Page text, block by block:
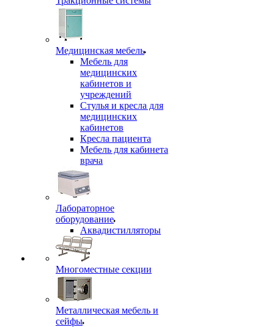
Медицинская мебель
Мебель для
медицинских
кабинетов и
учреждений
Стулья и кресла для
медицинских
кабинетов
Кресла пациента
Мебель для кабинета
врача
Лабораторное
оборудование
Аквадистилляторы
Многоместные секции
Металлическая мебель и
сейфы